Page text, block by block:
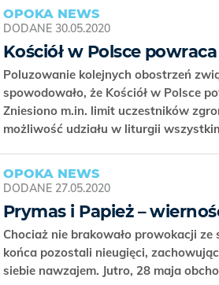
OPOKA NEWS
DODANE 30.05.2020
Kościół w Polsce
Poluzowanie kolejnych obostrzeń
spowodowało, że Kościół w Polsce
Zniesiono m.in. limit uczestników
możliwość udziału w liturgii
OPOKA NEWS
DODANE 27.05.2020
Prymas i Papież –
Chociaż nie brakowało prowokacji ze
końca pozostali nieugięci,
siebie nawzajem. Jutro, 28 maja